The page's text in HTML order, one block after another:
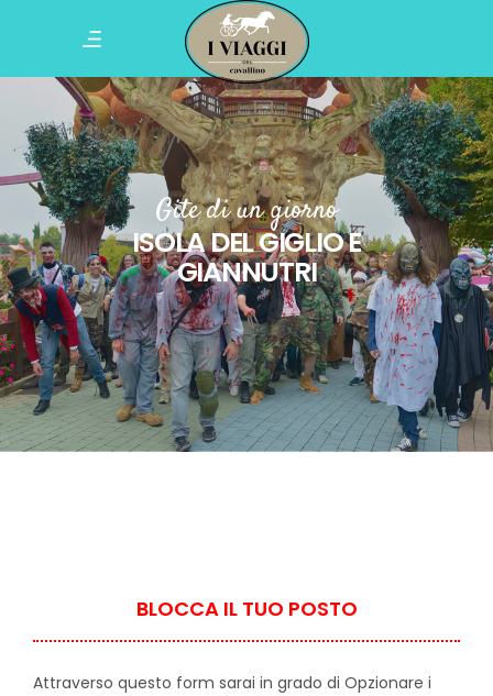
Gite di un giorno
ISOLA DEL GIGLIO E
GIANNUTRI
BLOCCA IL TUO POSTO
Attraverso questo form sarai in grado di Opzionare i